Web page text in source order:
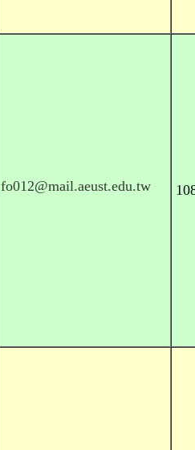
fo012@mail.aeust.edu.tw